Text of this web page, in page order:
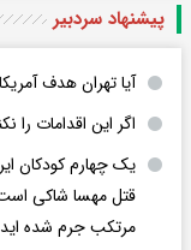
پیشنهاد سردبیر
آیا تهران هدف
اگر این اقدامات را
یک چهارم کودکان
قتل مهسا شاکی
مرتکب جرم شده اید